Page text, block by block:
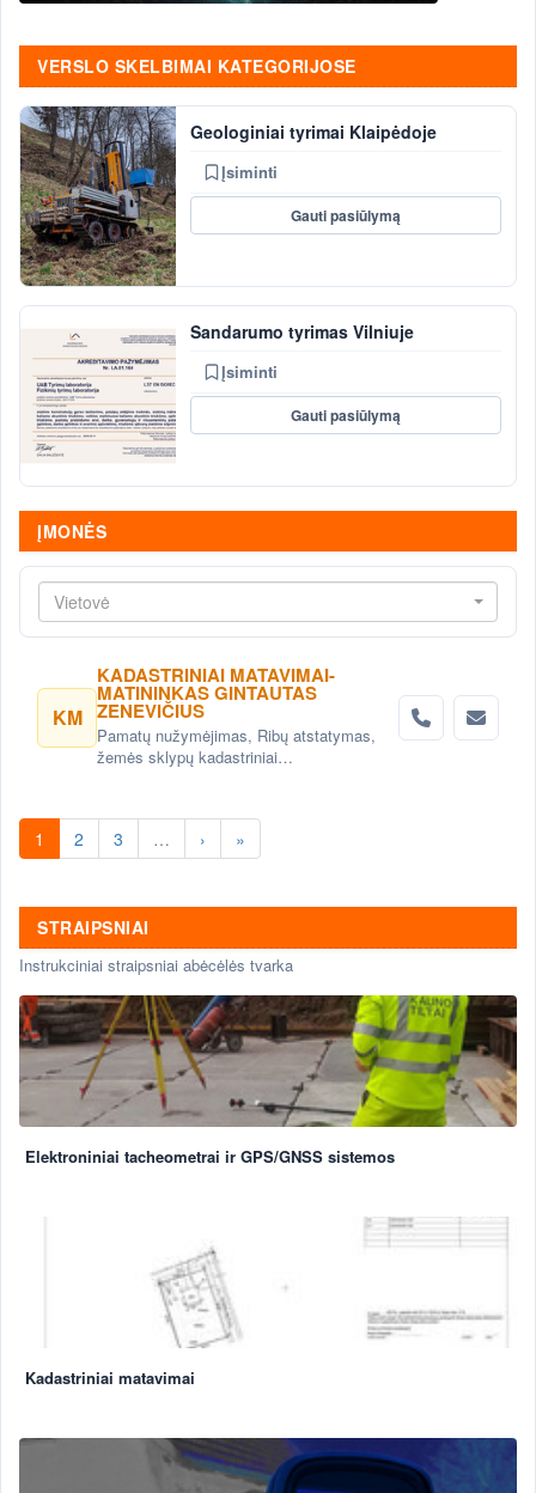
VERSLO SKELBIMAI KATEGORIJOSE
Geologiniai tyrimai Klaipėdoje
Įsiminti
Gauti pasiūlymą
Sandarumo tyrimas Vilniuje
Įsiminti
Gauti pasiūlymą
ĮMONĖS
Vietovė
KM
KADASTRINIAI MATAVIMAI-
MATININKAS GINTAUTAS
ZENEVIČIUS
Pamatų nužymėjimas, Ribų atstatymas,
žemės sklypų kadastriniai
Vilniuje.
1 2 3 … › »
STRAIPSNIAI
Instrukciniai straipsniai abėcėlės tvarka
Elektroniniai tacheometrai ir GPS/GNSS sistemos
Kadastriniai matavimai